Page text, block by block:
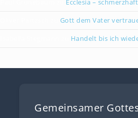
Ecclesia – schmerzhaft
Gott dem Vater
Handelt bis ich
Gemeinsamer